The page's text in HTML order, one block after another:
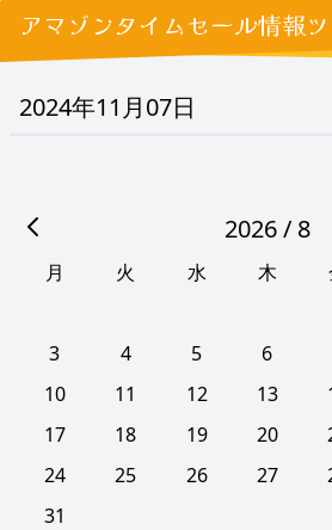
アマゾンタイムセール情報ツ
2024年11月07日
2026 / 8
月 火 水 木
3
4 5 6
10
11 12 13
17
18 19 20
24
25 26 27
31